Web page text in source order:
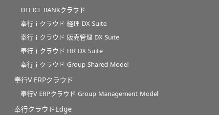
OFFICE BANKクラウド
奉行ｉクラウド 経理 DX Suite
奉行ｉクラウド 販売管理 DX Suite
奉行ｉクラウド HR DX Suite
奉行ｉクラウド Group Shared Model
奉行V ERPクラウド
奉行V ERPクラウド Group Management Model
奉行クラウドEdge